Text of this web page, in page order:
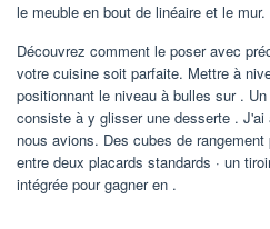
le meuble en bout de linéaire et le mur.
Découvrez comment le poser avec
votre cuisine soit parfaite. Mettre à
positionnant le niveau à bulles sur .
consiste à y glisser une desserte .
nous avions. Des cubes de
entre deux placards standards · un
intégrée pour gagner en .